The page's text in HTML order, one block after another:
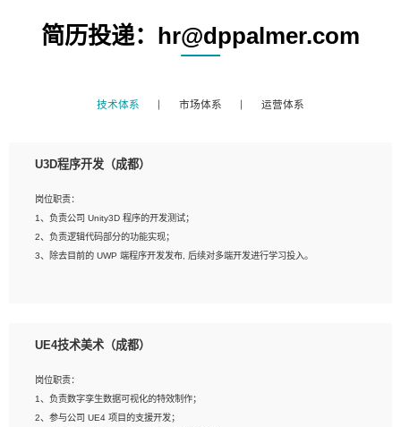
简历投递：hr@dppalmer.com
技术体系 市场体系 运营体系
U3D程序开发（成都）
岗位职责：
1、负责公司 Unity3D 程序的开发测试；
2、负责逻辑代码部分的功能实现；
3、除去目前的 UWP 端程序开发发布, 后续对多端开发进行学习投入。
2、熟练掌握 Unity3D 程序开发，精通 C# 语言开发；
4、有良好的沟通能力和团队合作意识；
5、开发过 HoloLens 程序者优先。
UE4技术美术（成都）
岗位职责：
1、负责数字孪生数据可视化的特效制作；
2、参与公司 UE4 项目的支援开发；